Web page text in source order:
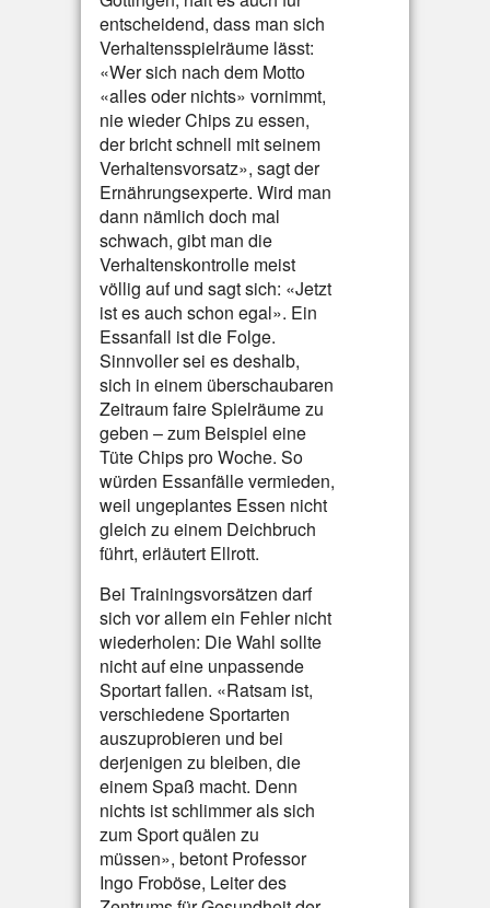
entscheidend, dass man sich
Verhaltensspielräume lässt:
«Wer sich nach dem Motto
«alles oder nichts» vornimmt,
nie wieder Chips zu essen,
der bricht schnell mit seinem
Verhaltensvorsatz», sagt der
Ernährungsexperte. Wird man
dann nämlich doch mal
schwach, gibt man die
Verhaltenskontrolle meist
völlig auf und sagt sich: «Jetzt
ist es auch schon egal». Ein
Essanfall ist die Folge.
Sinnvoller sei es deshalb,
sich in einem überschaubaren
Zeitraum faire Spielräume zu
geben – zum Beispiel eine
Tüte Chips pro Woche. So
würden Essanfälle vermieden,
weil ungeplantes Essen nicht
gleich zu einem Deichbruch
führt, erläutert Ellrott.
Bei Trainingsvorsätzen darf
sich vor allem ein Fehler nicht
wiederholen: Die Wahl sollte
nicht auf eine unpassende
Sportart fallen. «Ratsam ist,
verschiedene Sportarten
auszuprobieren und bei
derjenigen zu bleiben, die
einem Spaß macht. Denn
nichts ist schlimmer als sich
zum Sport quälen zu
müssen», betont Professor
Ingo Froböse, Leiter des